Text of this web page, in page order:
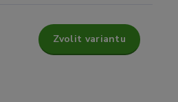
Zvolit variantu